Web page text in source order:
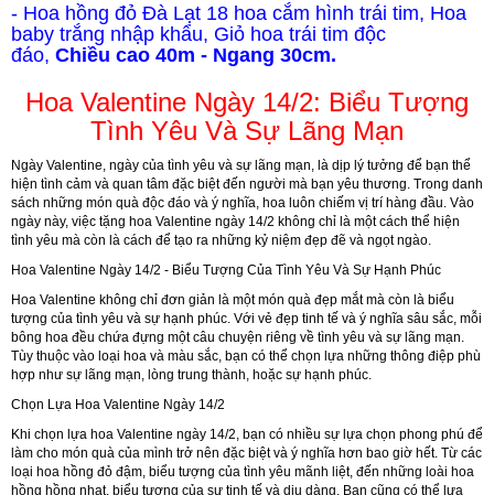
- Hoa hồng đỏ Đà Lạt 18 hoa cắm hình trái tim, Hoa
baby trắng nhập khẩu, Giỏ hoa trái tim độc
đáo, Chiều cao 40m - Ngang 30cm.
Hoa Valentine Ngày 14/2: Biểu Tượng
Tình Yêu Và Sự Lãng Mạn
Ngày Valentine, ngày của tình yêu và sự lãng mạn, là dịp lý tưởng để bạn thể
hiện tình cảm và quan tâm đặc biệt đến người mà bạn yêu thương. Trong danh
sách những món quà độc đáo và ý nghĩa, hoa luôn chiếm vị trí hàng đầu. Vào
ngày này, việc tặng hoa Valentine ngày 14/2 không chỉ là một cách thể hiện
tình yêu mà còn là cách để tạo ra những kỷ niệm đẹp đẽ và ngọt ngào.
Hoa Valentine Ngày 14/2 - Biểu Tượng Của Tình Yêu Và Sự Hạnh Phúc
Hoa Valentine không chỉ đơn giản là một món quà đẹp mắt mà còn là biểu
tượng của tình yêu và sự hạnh phúc. Với vẻ đẹp tinh tế và ý nghĩa sâu sắc, mỗi
bông hoa đều chứa đựng một câu chuyện riêng về tình yêu và sự lãng mạn.
Tùy thuộc vào loại hoa và màu sắc, bạn có thể chọn lựa những thông điệp phù
hợp như sự lãng mạn, lòng trung thành, hoặc sự hạnh phúc.
Chọn Lựa Hoa Valentine Ngày 14/2
Khi chọn lựa hoa Valentine ngày 14/2, bạn có nhiều sự lựa chọn phong phú để
làm cho món quà của mình trở nên đặc biệt và ý nghĩa hơn bao giờ hết. Từ các
loại hoa hồng đỏ đậm, biểu tượng của tình yêu mãnh liệt, đến những loài hoa
hồng hồng nhạt, biểu tượng của sự tinh tế và dịu dàng. Bạn cũng có thể lựa